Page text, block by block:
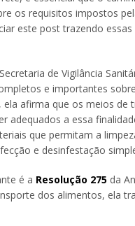
os requisitos impostos
este post trazendo
de Vigilância
e importantes
ela afirma que os meios de
adequados a essa
que permitam a
e desinfestação
é a Resolução 275 da
dos alimentos, ela